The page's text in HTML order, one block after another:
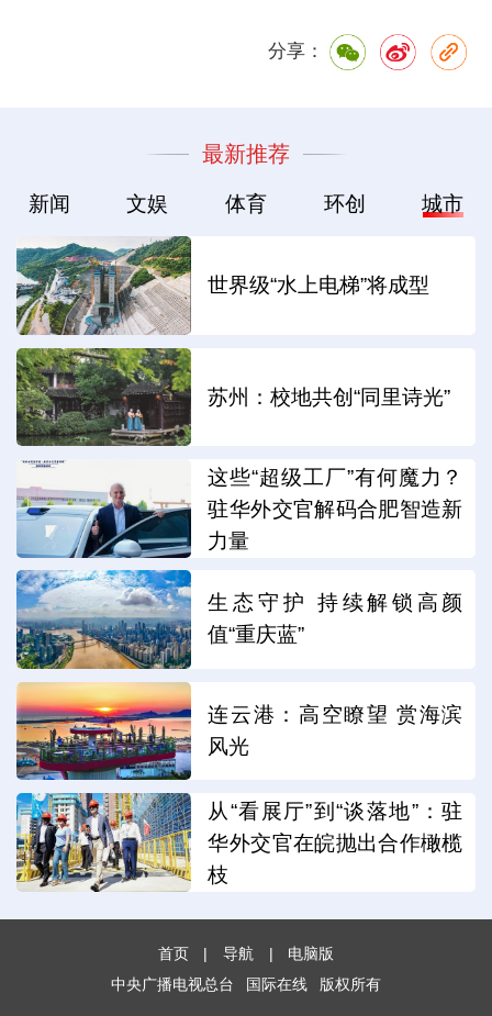
分享：
最新推荐
新闻 文娱 体育 环创 城市
世界级“水上电梯”将成型
苏州：校地共创“同里诗光”
这些“超级工厂”有何魔力？
驻华外交官解码合肥智造新
力量
生态守护 持续解锁高颜
值“重庆蓝”
连云港：高空瞭望 赏海滨
风光
从“看展厅”到“谈落地”：驻
华外交官在皖抛出合作橄榄
枝
首页 | 导航 |
电脑版
中央广播电视总台
国际在线 版权所有